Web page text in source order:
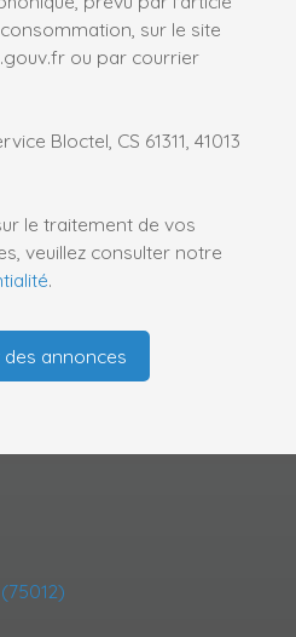
sur le site
ou par courrier
Bloctel, CS 61311, 41013
le traitement de vos
veuillez consulter notre
.
des annonces